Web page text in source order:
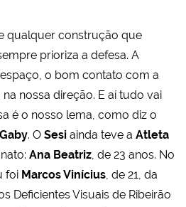
qualquer construção que
prioriza a defesa. A
o bom contato com a
nossa direção. E aí tudo vai
é o nosso lema, como diz o
Gaby. O Sesi ainda teve a Atleta
Ana Beatriz, de 23 anos. No
foi Marcos Vinícius, de 21, da
Deficientes Visuais de Ribeirão